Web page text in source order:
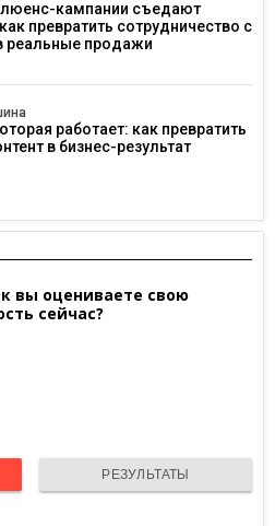
кампании съедают
превратить сотрудничество с
реальные продажи
работает: как превратить
в бизнес-результат
вы оцениваете свою
сейчас?
РЕЗУЛЬТАТЫ